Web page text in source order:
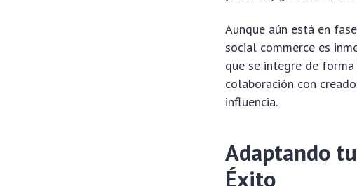
Aunque aún está en
social commerce es
que se integre de
colaboración con
influencia.
Adaptando
Éxito